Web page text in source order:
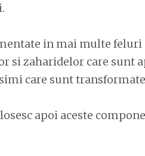
in mai multe feluri
si zaharidelor care sunt
care sunt
apoi aceste